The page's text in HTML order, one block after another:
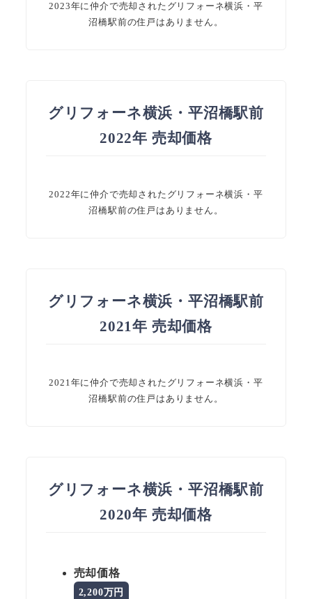
2023年に仲介で売却されたグリフォーネ横浜・平
沼橋駅前の住戸はありません。
グリフォーネ横浜・平沼橋駅前
2022年 売却価格
2022年に仲介で売却されたグリフォーネ横浜・平
沼橋駅前の住戸はありません。
グリフォーネ横浜・平沼橋駅前
2021年 売却価格
2021年に仲介で売却されたグリフォーネ横浜・平
沼橋駅前の住戸はありません。
グリフォーネ横浜・平沼橋駅前
2020年 売却価格
売却価格
2,200万円